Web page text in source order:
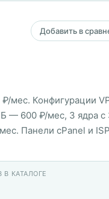
Добавить в
Конфигурации
— 600 ₽/мес, 3 ядра
Панели cPanel и
В КАТАЛОГЕ